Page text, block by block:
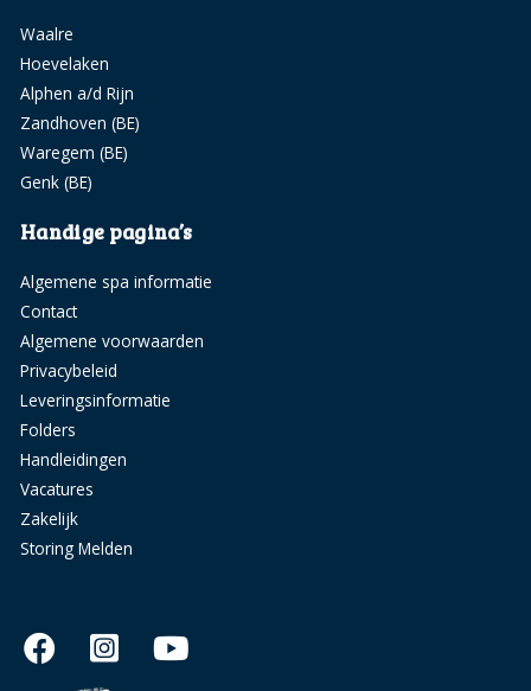
Waalre
Hoevelaken
Alphen a/d Rijn
Zandhoven (BE)
Waregem (BE)
Genk (BE)
Handige pagina’s
Algemene spa informatie
Contact
Algemene voorwaarden
Privacybeleid
Leveringsinformatie
Folders
Handleidingen
Vacatures
Zakelijk
Storing Melden